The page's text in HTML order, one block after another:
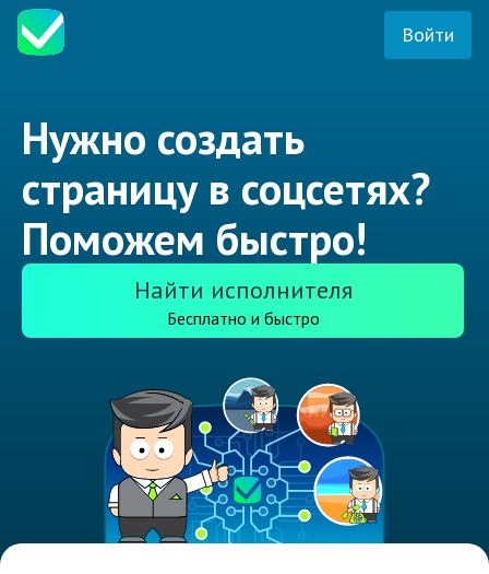
Войти
Нужно создать
страницу в соцсетях?
Поможем быстро!
Найти исполнителя
Бесплатно и быстро